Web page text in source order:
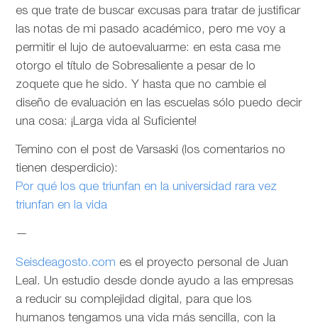
es que trate de buscar excusas para tratar de justificar
las notas de mi pasado académico, pero me voy a
permitir el lujo de autoevaluarme: en esta casa me
otorgo el título de Sobresaliente a pesar de lo
zoquete que he sido. Y hasta que no cambie el
diseño de evaluación en las escuelas sólo puedo decir
una cosa: ¡Larga vida al Suficiente!
Temino con el post de Varsaski (los comentarios no
tienen desperdicio):
Por qué los que triunfan en la universidad rara vez
triunfan en la vida
—
Seisdeagosto.com es el proyecto personal de Juan
Leal. Un estudio desde donde ayudo a las empresas
a reducir su complejidad digital, para que los
humanos tengamos una vida más sencilla, con la